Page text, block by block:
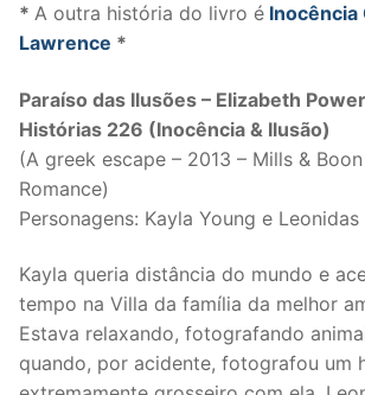
* A outra história do livro é Inocência
Lawrence *
Paraíso das Ilusões – Elizabeth
Histórias 226 (Inocência & Ilusão)
(A greek escape – 2013 – Mills &
Romance)
Personagens: Kayla Young e Leonidas
Kayla queria distância do mundo e
tempo na Villa da família da melhor
Estava relaxando, fotografando
quando, por acidente, fotografou um